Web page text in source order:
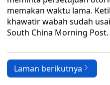
memakan waktu lama.
khawatir wabah sudah
South China Morning Post.
Laman berikutnya